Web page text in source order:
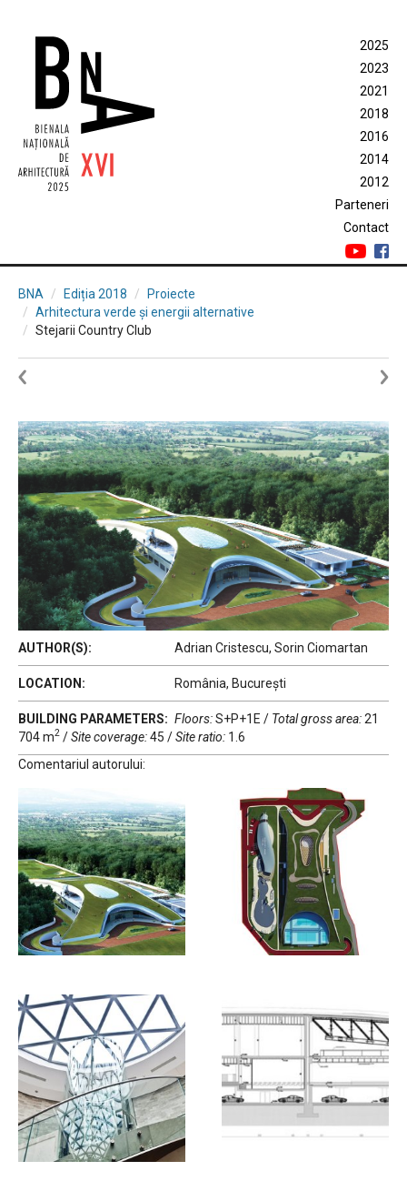
2025
2023
2021
2018
2016
2014
2012
Parteneri
Contact
BNA Ediția 2018
Proiecte
Arhitectura verde și energii alternative
Stejarii Country Club
AUTHOR(S): Adrian Cristescu, Sorin Ciomartan
LOCATION: România, București
BUILDING PARAMETERS: Floors:S+P+1E / Total gross area:21
704 m2 /Site coverage:45 /Site ratio: 1.6
Comentariul autorului: